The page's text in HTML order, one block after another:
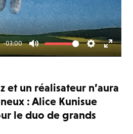
-03:00
Mute Settings
Enter
et un réalisateur n’aura
: Alice Kunisue
le duo de grands